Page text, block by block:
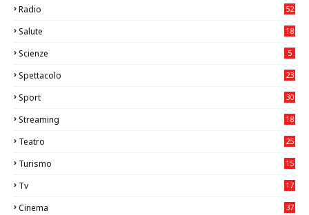
Radio 52
Salute
18
Scienze 5
Spettacolo 23
Sport
30
Streaming 18
Teatro
25
Turismo
15
Tv
17
Cinema
37